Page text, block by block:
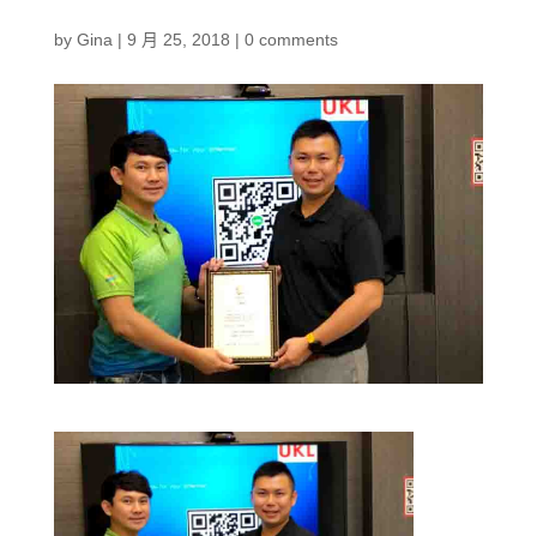
by Gina | 9 月 25, 2018 | 0 comments